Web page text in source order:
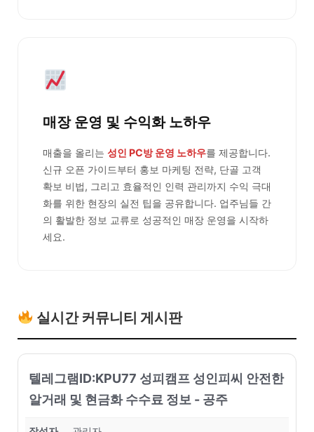
매장 운영 및 수익화 노하우
매출을 올리는 성인 PC방 운영 노하우를 제공합니다.
신규 오픈 가이드부터 홍보 마케팅 전략, 단골 고객
확보 비법, 그리고 효율적인 인력 관리까지 수익 극대
화를 위한 현장의 실전 팁을 공유합니다. 업주님들 간
의 활발한 정보 교류로 성공적인 매장 운영을 시작하
세요.
실시간 커뮤니티 게시판
텔레그램ID:KPU77 성피캠프 성인피씨 안전한
알거래 및 현금화 수수료 정보 - 공주